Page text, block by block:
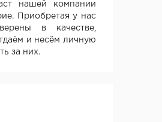
нашей компании
Приобретая у нас
в качестве,
и несём личную
за них.